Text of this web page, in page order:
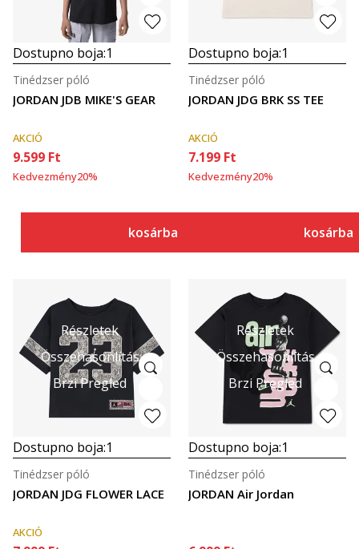
Dostupno boja:1
JORDAN JDB MIKE'S GEAR
Tinédzser póló
AKCIÓ
9.599 Ft
Kedvezmény20%
kosárba
Dostupno boja:1
JORDAN JDG BRK SS TEE
Tinédzser póló
AKCIÓ
7.199 Ft
Kedvezmény20%
kosárba
Részletek
Összehasonlítás
Brzi Pregled
Dostupno boja:1
JORDAN JDG FLOWER LACE
Tinédzser póló
AKCIÓ
Részletek
Összehasonlítás
Brzi Pregled
Dostupno boja:1
JORDAN Air Jordan
Tinédzser póló